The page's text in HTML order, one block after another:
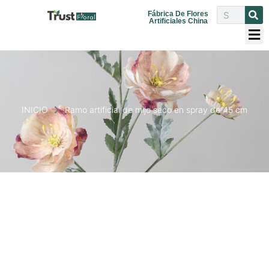
Fábrica De Flores
Artificiales China
INICIO Ramo artificial de mijo seco en spray de 45 cm